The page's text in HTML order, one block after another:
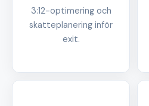
3:12-optimering och
skatteplanering inför
exit.